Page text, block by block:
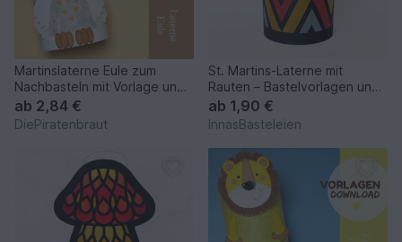
Martinslaterne Eule zum
Nachbasteln mit Vorlage und
Anleitung
ab 2,84 €
DiePiratenbraut
St. Martins-Laterne mit
Rauten – Bastelvorlagen und
Anleitung
ab 1,90 €
InnasBasteleien